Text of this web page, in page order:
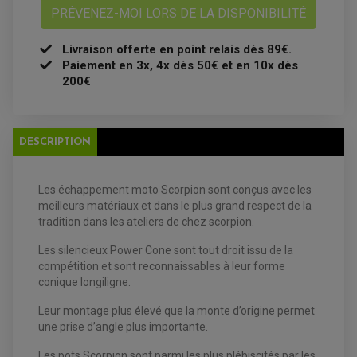
BOUGIE NGK
FILTRE A AIR
FILTRE ET ACCESSOIRE ESSENCE
OUTILLAGE
PRODUIT D'ENTRETIEN
EQUIPEMENT ELECTRIQUE QUAD / SSV
ACCESSOIRES ELECTRIQUE QUAD / SSV
CHARGEUR DE BATTERIE QUAD / SSV
COMPTEUR QUAD / SSV
CONTACTEUR A CLÉ QUAD
DÉMARREUR
STATOR ET REDRESSEUR / REGULATEUR
VENTILATEUR DE RADIATEUR
PRÉVENEZ-MOI LORS DE LA DISPONIBILITÉ
Livraison offerte en point relais dès 89€.
Paiement en 3x, 4x dès 50€ et en 10x dès
200€
DESCRIPTION
Les échappement moto Scorpion sont conçus avec les
meilleurs matériaux et dans le plus grand respect de la
tradition dans les ateliers de chez scorpion.
Les silencieux Power Cone sont tout droit issu de la
compétition et sont reconnaissables à leur forme
conique longiligne.
Leur montage plus élevé que la monte d’origine permet
une prise d’angle plus importante.